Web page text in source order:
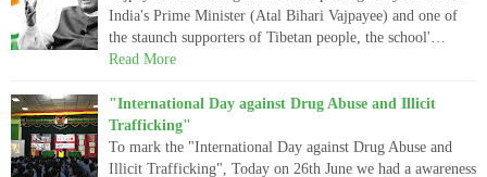
India's Prime Minister (Atal Bihari Vajpayee) and one of
the staunch supporters of Tibetan people, the school'…
Read More
"International Day against Drug Abuse and Illicit
Trafficking"
To mark the "International Day against Drug Abuse and
Illicit Trafficking", Today on 26th June we had a awareness